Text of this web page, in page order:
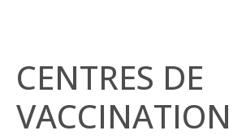
CENTRES DE
VACCINATION